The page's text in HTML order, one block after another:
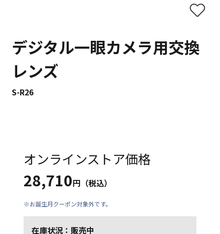
デジタル一眼カメラ用交換
レンズ
S-R26
オンラインストア価格
28,710円（税込）
※お誕生月クーポン対象外です。
在庫状況：販売中